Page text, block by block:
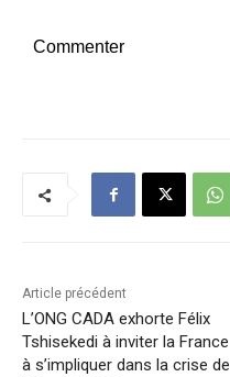
Commenter
Article précédent
L’ONG CADA exhorte Félix
Tshisekedi à inviter la France
à s’impliquer dans la crise de